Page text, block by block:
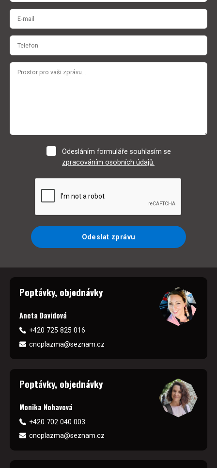
Odesláním formuláře souhlasím se
zpracováním osobních údajů.
Odeslat zprávu
Poptávky, objednávky
Aneta Davidová
+420 725 825 016
cncplazma@seznam.cz
Poptávky, objednávky
Monika Nohavová
+420 702 040 003
cncplazma@seznam.cz